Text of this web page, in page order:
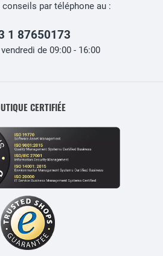
par téléphone au :
1 87650173
de 09:00 - 16:00
CERTIFIÉE